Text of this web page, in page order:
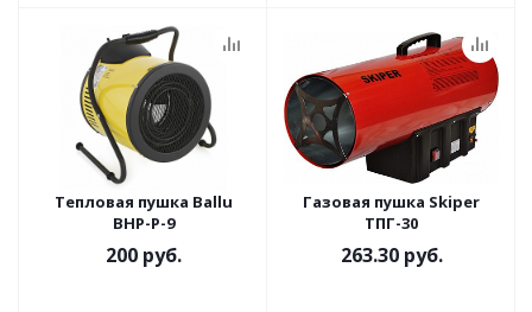
Тепловая пушка Ballu
BHP-P-9
200руб.
Газовая пушка Skiper
ТПГ-30
263.30руб.